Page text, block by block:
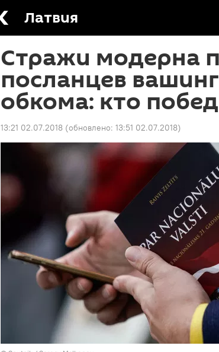
Латвия
Стражи модерна
посланцев
обкома: кто
13:21 02.07.2018 (обновлено: 13:51 02.07.2018)